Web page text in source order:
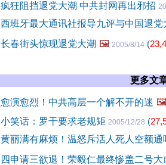
疯狂阻挡退党大潮 中共封网再出邪招
西班牙最大通讯社报导九评与中国退党
长春街头惊现退党大潮 🖼️ 2005/8/14 (
更多文
愈演愈烈！中共高层一个解不开的迷 🖼️
小笑话：罗干要求老规矩 2005/12/28 (
黄丽满有麻烦！温怒斥活人死人空额通
四申请三欲退！荣毅仁最终惨盖二号大